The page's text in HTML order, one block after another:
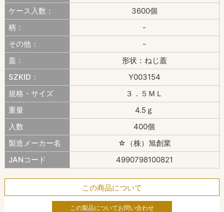
ケース入数：
3600個
柄：
-
その他：
-
蓋：
形状：ねじ蓋
SZKID：
Y003154
規格・サイズ
３．５ＭＬ
重量
4.5ｇ
入数
400個
製造メーカー名
☆（株）旭創業
JANコード
4990798100821
この商品について
この製品についてお問い合わせ